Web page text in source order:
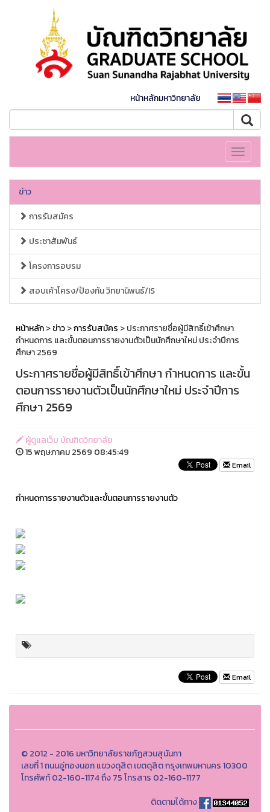
หน้าหลักมหาวิทยาลัย
Toggle
ข่าว
การรับสมัคร
ประชาสัมพันธ์
โครงการอบรม
สอบเค้าโครง/ป้องกัน วิทยานิพนธ์/IS
หน้าหลัก>ข่าว>การรับสมัคร > ประกาศรายชื่อผู้มีสิทธิ์เข้าศึกษา
กำหนดการ และขั้นตอนการรายงานตัวเป็นนักศึกษาใหม่ ประจำปีการ
ศึกษา 2569
ประกาศรายชื่อผู้มีสิทธิ์เข้าศึกษา กำหนดการ และขั้น
ตอนการรายงานตัวเป็นนักศึกษาใหม่ ประจำปีการ
ศึกษา 2569
ผู้ดูแลเว็บ บัณฑิตวิทยาลัย
15 พฤษภาคม 2569 08:45:49
Email
กำหนดการรายงานตัวและขั้นตอนการรายงานตัว
Email
© 2012 - 2016 มหาวิทยาลัยราชภัฏสวนสุนันทา
เลขที่ 1 ถนนอู่ทองนอก แขวงดุสิต เขตดุสิต กรุงเทพมหานคร 10300
โทรศัพท์ 02-160-1174 ถึง 75 โทรสาร 02-160-1177
ติดตามได้ทาง